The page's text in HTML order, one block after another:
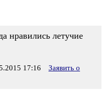
нравились летучие
17:16
Заявить о